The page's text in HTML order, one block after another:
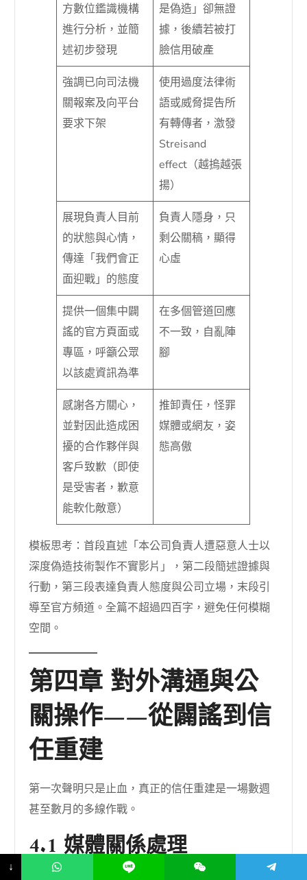
方數位鑑識機構
進行分析，並簡
述初步發現
是偽造」卻無證
據，後續若被打
臉信用破產
強調已向司法機
關報案及向平台
要求下架
使用過度法律術
語或威脅提告所
有轉傳者，激發
Streisand
effect（越摀越張
揚）
展現負責人目前
的狀態與心情，
傳達「我們會正
面迎戰」的態度
負責人隱身，只
剩公關稿，顯得
心虛
提供一個集中闢
謠的官方頁面或
專區，呼籲公眾
以該處資訊為準
在多個管道回應
不一致，自亂陣
腳
感謝各方關心，
並對因此造成困
擾的合作夥伴與
客戶致歉（即使
是受害者，歉意
能軟化敵意）
推卸責任，怪罪
媒體或網友，姿
態高傲
模板思考：首段直述「本公司負責人遭惡意人士以
深度偽造技術製作不實影片」，第二段簡述證據與
行動，第三段表達負責人態度與公司立場，末段引
導至官方頻道。全篇不超過四百字，避免任何模糊
空間。
第四章 對外溝通與公
關操作——從闢謠到信
任重建
第一次聲明只是止血，真正的信任重建是一場數週
甚至數月的多線作戰。
4.1 媒體關係處理
↓